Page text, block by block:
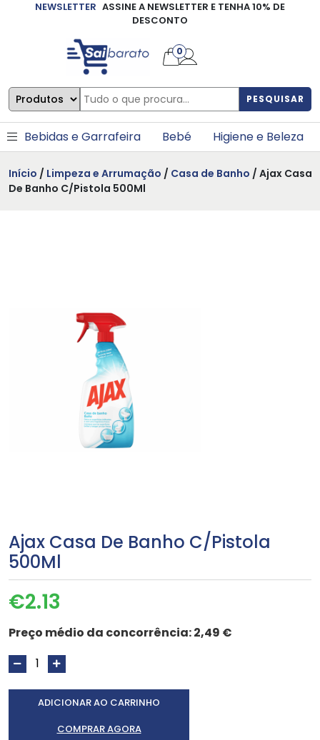
NEWSLETTER ASSINE A NEWSLETTER E TENHA 10% DE
DESCONTO
PESQUISAR
0
Bebidas e Garrafeira Bebé Higiene e Beleza
Início / Limpeza e Arrumação / Casa de Banho / Ajax Casa
De Banho C/Pistola 500Ml
Ajax Casa De Banho C/Pistola
500Ml
€2.13
Preço médio da concorrência:2,49 €
ADICIONAR AO CARRINHO
COMPRAR AGORA